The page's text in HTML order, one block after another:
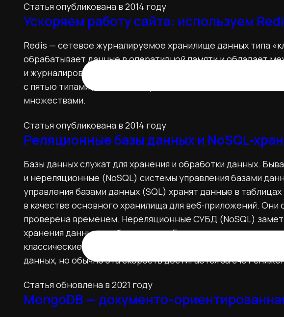
Статья опубликована в 2014 году
Ускоряем работу сайта: используем
Redis — сетевое журналируемое хранилище данных типа
обрабатывает данные в оперативной памяти и обладает
и журналирования для обеспечения постоянного
с пятью типами данных: со строками, списками, хешами,
множествами.
Статья опубликована в 2014 году
Реляционные базы данных и
Базы данных служат для хранения и обработки данных.
и нереляционные (NoSQL) системы управления базами
управления базами данных (SQL) хранят данные в
в качестве основного хранилища для веб‑приложений. Они
проверена временем. Нереляционные СУБД (NoSQL)
хранения данных и работе с ними. Большинство
классические SQL СУБД по скорости доступа или при
данных, но обычно эта скорость достигается за счёт
Статья обновлена в 2021 году
MongoDB — документо-